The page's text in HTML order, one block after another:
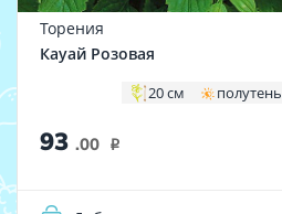
Торения
Кауай Розовая
20 см полутень
93 .00 i